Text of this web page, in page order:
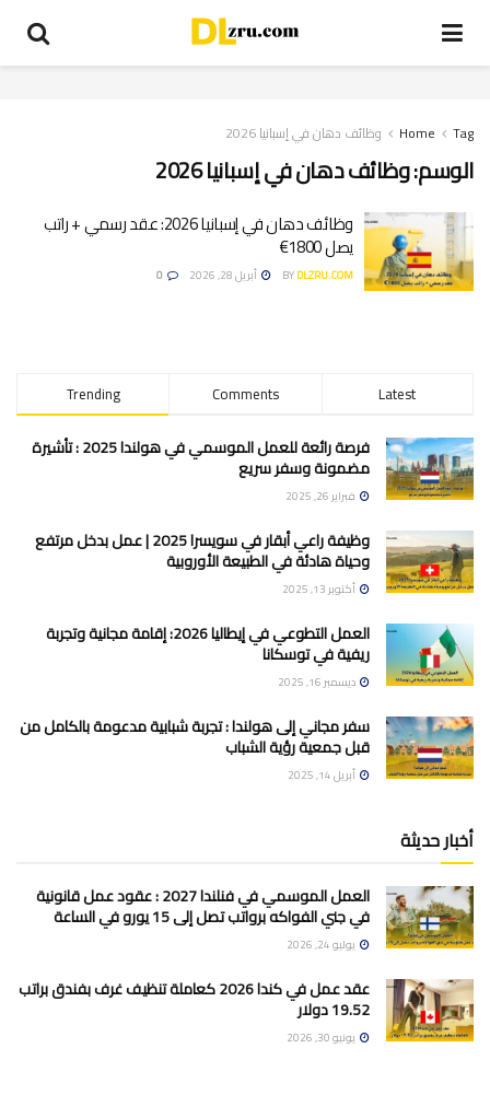
Home Tag وظائف دهان في إسبانيا 2026
الوسم:وظائف دهان في إسبانيا 2026
وظائف دهان في إسبانيا 2026: عقد رسمي + راتب
يصل 1800€
BYDLZRU.COM أبريل 28, 2026
Trending Comments Latest
فرصة رائعة للعمل الموسمي في هولندا 2025 : تأشيرة
مضمونة وسفر سريع
فبراير 26, 2025
وظيفة راعي أبقار في سويسرا 2025 | عمل بدخل مرتفع
وحياة هادئة في الطبيعة الأوروبية
أكتوبر 13, 2025
العمل التطوعي في إيطاليا 2026: إقامة مجانية وتجربة
ريفية في توسكانا
ديسمبر 16, 2025
سفر مجاني إلى هولندا : تجربة شبابية مدعومة بالكامل من
قبل جمعية رؤية الشباب
أبريل 14, 2025
أخبار حديثة
العمل الموسمي في فنلندا 2027 : عقود عمل قانونية
في جني الفواكه برواتب تصل إلى 15 يورو في الساعة
يوليو 24, 2026
عقد عمل في كندا 2026 كعاملة تنظيف غرف بفندق براتب
19.52 دولار
يونيو 30, 2026